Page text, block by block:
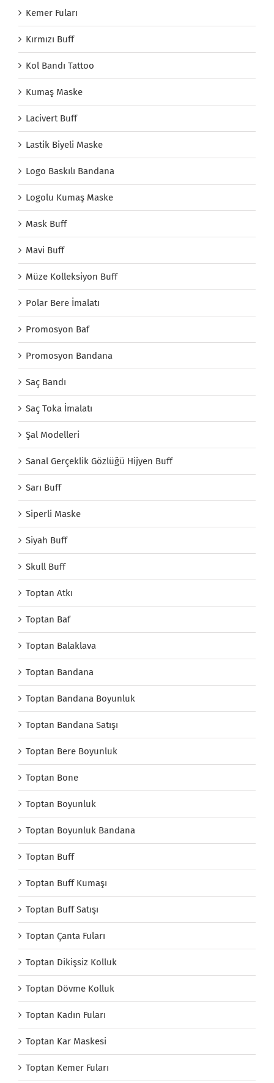
Kemer Fuları
Kırmızı Buff
Kol Bandı Tattoo
Kumaş Maske
Lacivert Buff
Lastik Biyeli Maske
Logo Baskılı Bandana
Logolu Kumaş Maske
Mask Buff
Mavi Buff
Müze Kolleksiyon Buff
Polar Bere İmalatı
Promosyon Baf
Promosyon Bandana
Saç Bandı
Saç Toka İmalatı
Şal Modelleri
Sanal Gerçeklik Gözlüğü Hijyen Buff
Sarı Buff
Siperli Maske
Siyah Buff
Skull Buff
Toptan Atkı
Toptan Baf
Toptan Balaklava
Toptan Bandana
Toptan Bandana Boyunluk
Toptan Bandana Satışı
Toptan Bere Boyunluk
Toptan Bone
Toptan Boyunluk
Toptan Boyunluk Bandana
Toptan Buff
Toptan Buff Kumaşı
Toptan Buff Satışı
Toptan Çanta Fuları
Toptan Dikişsiz Kolluk
Toptan Dövme Kolluk
Toptan Kadın Fuları
Toptan Kar Maskesi
Toptan Kemer Fuları